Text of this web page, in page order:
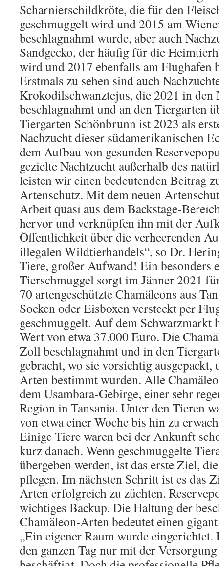
Scharnierschildkröte, die für den
geschmuggelt wird und 2015 am
beschlagnahmt wurde, aber auch
Sandgecko, der häufig für die
wird und 2017 ebenfalls am Flughafen
Erstmals zu sehen sind auch
Krokodilschwanztejus, die 2021 in den
beschlagnahmt und an den Tiergarten
Tiergarten Schönbrunn ist 2023 als
Nachzucht dieser südamerikanischen
dem Aufbau von gesunden
gezielte Nachtzucht außerhalb des
leisten wir einen bedeutenden Beitrag
Artenschutz. Mit dem neuen
Arbeit quasi aus dem Backstage-
hervor und verknüpfen ihn mit der
Öffentlichkeit über die verheerenden
illegalen Wildtierhandels“, so Dr.
Tiere, großer Aufwand! Ein besonders
Tierschmuggel sorgt im Jänner 2021
70 artengeschützte Chamäleons aus
Socken oder Eisboxen versteckt per
geschmuggelt. Auf dem Schwarzmarkt
Wert von etwa 37.000 Euro. Die
Zoll beschlagnahmt und in den
gebracht, wo sie vorsichtig
Arten bestimmt wurden. Alle
dem Usambara-Gebirge, einer sehr
Region in Tansania. Unter den Tieren
von etwa einer Woche bis hin zu
Einige Tiere waren bei der Ankunft
kurz danach. Wenn geschmuggelte
übergeben werden, ist das erste Ziel,
pflegen. Im nächsten Schritt ist es das
Arten erfolgreich zu züchten.
wichtiges Backup. Die Haltung der
Chamäleon-Arten bedeutet einen
„Ein eigener Raum wurde
den ganzen Tag nur mit der